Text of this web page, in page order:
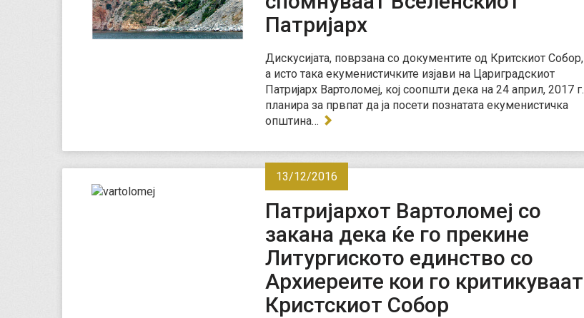
Патријарх
Дискусијата, поврзана со документите од Критскиот Собор,
а исто така екуменистичките изјави на Цариградскиот
Патријарх Вартоломеј, кој соопшти дека на 24 април, 2017 г.
планира за првпат да ја посети познатата екуменистичка
општина…
13/12/2016
Патријархот Вартоломеј со
закана дека ќе го прекине
Литургиското единство со
Архиереите кои го критикуваат
Кристскиот Собор